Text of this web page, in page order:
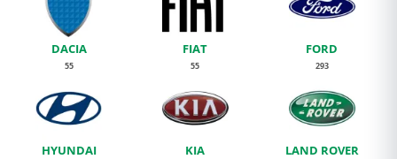
DACIA
55
FIAT
55
FORD
293
HYUNDAI KIA LAND ROVER